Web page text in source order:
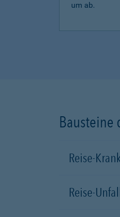
um ab.
Bausteine
Reise-
Reise-